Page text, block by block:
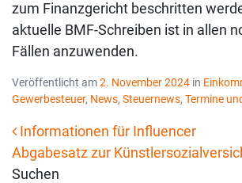
zum Finanzgericht beschritten
aktuelle BMF-Schreiben ist in allen
Fällen anzuwenden.
Veröffentlicht am2. November 2024 in
Gewerbesteuer, News, Steuernews, Termine
Beitrags-Navigation
Informationen für Influencer
Abgabesatz zur
Suchen